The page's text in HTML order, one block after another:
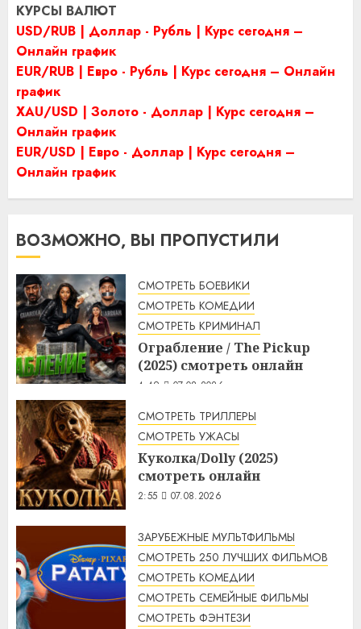
КУРСЫ ВАЛЮТ
USD/RUB | Доллар - Рубль | Курс сегодня –
Онлайн график
EUR/RUB | Евро - Рубль | Курс сегодня – Онлайн
график
XAU/USD | Золото - Доллар | Курс сегодня –
Онлайн график
EUR/USD | Евро - Доллар | Курс сегодня –
Онлайн график
ВОЗМОЖНО, ВЫ ПРОПУСТИЛИ
СМОТРЕТЬ БОЕВИКИ
СМОТРЕТЬ КОМЕДИИ
СМОТРЕТЬ КРИМИНАЛ
Ограбление / The Pickup
(2025) смотреть онлайн
4:49 07.08.2026
СМОТРЕТЬ ТРИЛЛЕРЫ
СМОТРЕТЬ УЖАСЫ
Куколка/Dolly (2025)
смотреть онлайн
2:55 07.08.2026
ЗАРУБЕЖНЫЕ МУЛЬТФИЛЬМЫ
СМОТРЕТЬ 250 ЛУЧШИХ ФИЛЬМОВ
СМОТРЕТЬ КОМЕДИИ
СМОТРЕТЬ СЕМЕЙНЫЕ ФИЛЬМЫ
СМОТРЕТЬ ФЭНТЕЗИ